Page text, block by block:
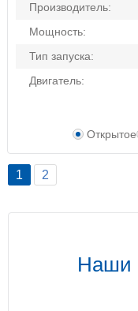
Производитель:
Мощность:
Тип запуска:
Двигатель:
Открытое
1 2
Наши